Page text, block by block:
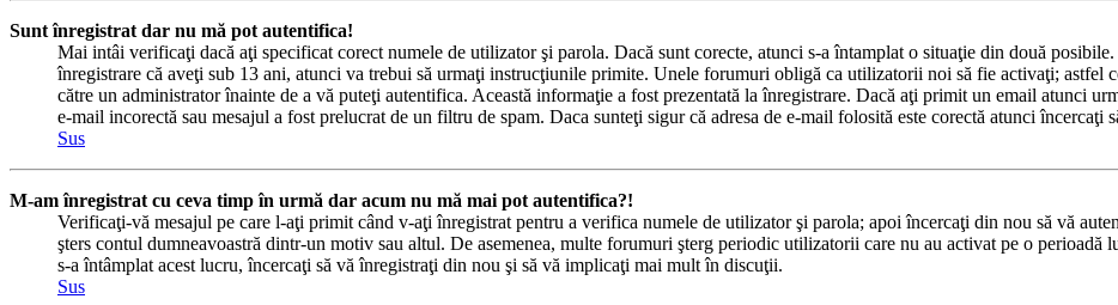
Sunt înregistrat dar nu mă pot autentifica!
Mai intâi verificaţi dacă aţi specificat corect numele de utilizator şi parola. Dacă sunt corecte, atunci s-a întamplat o situaţie din două
înregistrare că aveţi sub 13 ani, atunci va trebui să urmaţi instrucţiunile primite. Unele forumuri obligă ca utilizatorii noi să fie activaţi; astfel
către un administrator înainte de a vă puteţi autentifica. Această informaţie a fost prezentată la înregistrare. Dacă aţi primit un email atunci
e-mail incorectă sau mesajul a fost prelucrat de un filtru de spam. Daca sunteţi sigur că adresa de e-mail folosită este corectă atunci încercaţi
Sus
M-am înregistrat cu ceva timp în urmă dar acum nu mă mai pot autentifica?!
Verificaţi-vă mesajul pe care l-aţi primit când v-aţi înregistrat pentru a verifica numele de utilizator şi parola; apoi încercaţi din nou să vă
şters contul dumneavoastră dintr-un motiv sau altul. De asemenea, multe forumuri şterg periodic utilizatorii care nu au activat pe o perioadă
s-a întâmplat acest lucru, încercaţi să vă înregistraţi din nou şi să vă implicaţi mai mult în discuţii.
Sus